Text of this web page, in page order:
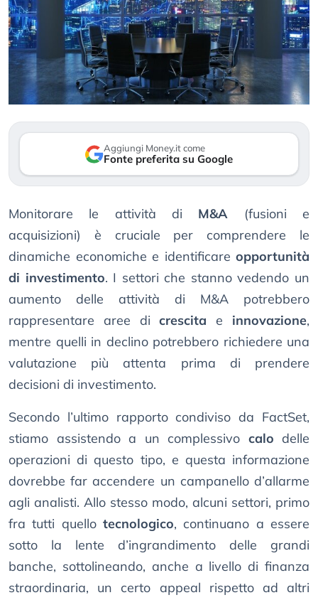
Aggiungi Money.it come
Fonte preferita su Google
Monitorare le attività di M&A (fusioni e
acquisizioni) è cruciale per comprendere le
dinamiche economiche e identificare opportunità
di investimento. I settori che stanno vedendo un
aumento delle attività di M&A potrebbero
rappresentare aree dicrescita e innovazione,
mentre quelli in declino potrebbero richiedere una
valutazione più attenta prima di prendere
decisioni di investimento.
Secondo l’ultimo rapporto condiviso da FactSet,
stiamo assistendo a un complessivo calo delle
operazioni di questo tipo, e questa informazione
dovrebbe far accendere un campanello d’allarme
agli analisti. Allo stesso modo, alcuni settori, primo
fra tutti quello tecnologico, continuano a essere
sotto la lente d’ingrandimento delle grandi
banche, sottolineando, anche a livello di finanza
straordinaria, un certo appeal rispetto ad altri